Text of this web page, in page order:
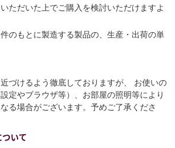
ただいた上でご購入を検討いただけますよ
件のもとに製造する製品の、生産・出荷の単
づけるよう徹底しておりますが、 お使いの
定やブラウザ等）、お部屋の照明等により
る場合がございます。予めご了承くださ
いて